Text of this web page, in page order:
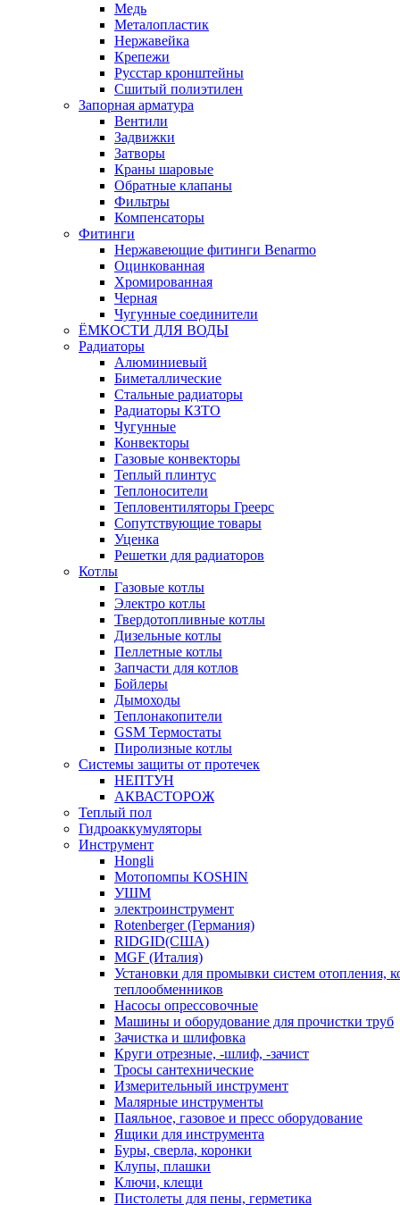
Медь
Металопластик
Нержавейка
Крепежи
Русстар кронштейны
Сшитый полиэтилен
Запорная арматура
Вентили
Задвижки
Затворы
Краны шаровые
Обратные клапаны
Фильтры
Компенсаторы
Фитинги
Нержавеющие фитинги Benarmo
Оцинкованная
Хромированная
Черная
Чугунные соединители
ЁМКОСТИ ДЛЯ ВОДЫ
Радиаторы
Алюминиевый
Биметаллические
Стальные радиаторы
Радиаторы КЗТО
Чугунные
Конвекторы
Газовые конвекторы
Теплый плинтус
Теплоносители
Тепловентиляторы Греерс
Сопутствующие товары
Уценка
Решетки для радиаторов
Котлы
Газовые котлы
Электро котлы
Твердотопливные котлы
Дизельные котлы
Пеллетные котлы
Запчасти для котлов
Бойлеры
Дымоходы
Теплонакопители
GSM Термостаты
Пиролизные котлы
Системы защиты от протечек
НЕПТУН
АКВАСТОРОЖ
Теплый пол
Гидроаккумуляторы
Инструмент
Hongli
Мотопомпы KOSHIN
УШМ
электроинструмент
Rotenberger (Германия)
RIDGID(США)
MGF (Италия)
Установки для промывки систем отопления,
теплообменников
Насосы опрессовочные
Машины и оборудование для прочистки труб
Зачистка и шлифовка
Круги отрезные, -шлиф, -зачист
Тросы сантехнические
Измерительный инструмент
Малярные инструменты
Паяльное, газовое и пресс оборудование
Ящики для инструмента
Буры, сверла, коронки
Клупы, плашки
Ключи, клещи
Пистолеты для пены, герметика